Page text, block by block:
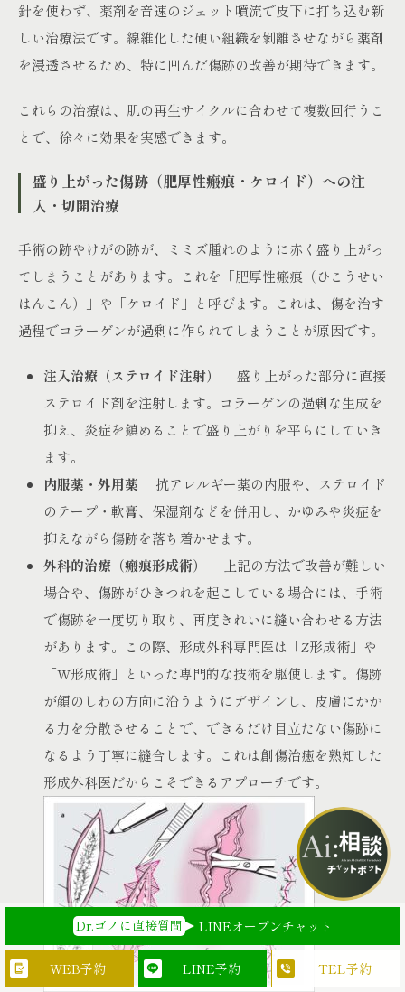
針を使わず、薬剤を音速のジェット噴流で皮下に打ち込む新
しい治療法です。線維化した硬い組織を剝離させながら薬剤
を浸透させるため、特に凹んだ傷跡の改善が期待できます。
これらの治療は、肌の再生サイクルに合わせて複数回行うこ
とで、徐々に効果を実感できます。
盛り上がった傷跡（肥厚性瘢痕・ケロイド）への注
入・切開治療
手術の跡やけがの跡が、ミミズ腫れのように赤く盛り上がっ
てしまうことがあります。これを「肥厚性瘢痕（ひこうせい
はんこん）」や「ケロイド」と呼びます。これは、傷を治す
過程でコラーゲンが過剰に作られてしまうことが原因です。
注入治療（ステロイド注射）
盛り上がった部分に直接
ステロイド剤を注射します。コラーゲンの過剰な生成を
抑え、炎症を鎮めることで盛り上がりを平らにしていき
ます。
内服薬・外用薬 抗アレルギー薬の内服や、ステロイド
のテープ・軟膏、保湿剤などを併用し、かゆみや炎症を
抑えながら傷跡を落ち着かせます。
外科的治療（瘢痕形成術）
上記の方法で改善が難しい
場合や、傷跡がひきつれを起こしている場合には、手術
で傷跡を一度切り取り、再度きれいに縫い合わせる方法
があります。この際、形成外科専門医は「Z形成術」や
「W形成術」といった専門的な技術を駆使します。傷跡
が顔のしわの方向に沿うようにデザインし、皮膚にかか
る力を分散させることで、できるだけ目立たない傷跡に
なるよう丁寧に縫合します。これは創傷治癒を熟知した
形成外科医だからこそできるアプローチです。
Dr.ゴノに直接質問 LINEオープンチャット
WEB予約 LINE予約 TEL予約